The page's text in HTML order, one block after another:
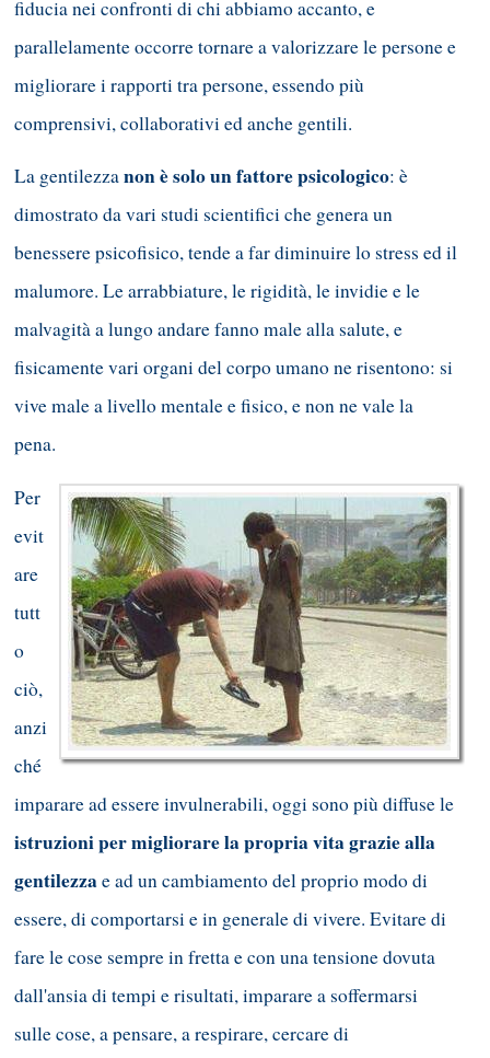
fiducia nei confronti di chi abbiamo accanto, e
parallelamente occorre tornare a valorizzare le persone e
migliorare i rapporti tra persone, essendo più
comprensivi, collaborativi ed anche gentili.
La gentilezzanon è solo un fattore psicologico: è
dimostrato da vari studi scientifici che genera un
benessere psicofisico, tende a far diminuire lo stress ed il
malumore. Le arrabbiature, le rigidità, le invidie e le
malvagità a lungo andare fanno male alla salute, e
fisicamente vari organi del corpo umano ne risentono: si
vive male a livello mentale e fisico, e non ne vale la
pena.
Per
evit
are
tutt
o
ciò,
anzi
ché
imparare ad essere invulnerabili, oggi sono più diffuse le
istruzioni per migliorare la propria vita grazie alla
gentilezzae ad un cambiamento del proprio modo di
essere, di comportarsi e in generale di vivere. Evitare di
fare le cose sempre in fretta e con una tensione dovuta
dall'ansia di tempi e risultati, imparare a soffermarsi
sulle cose, a pensare, a respirare, cercare di